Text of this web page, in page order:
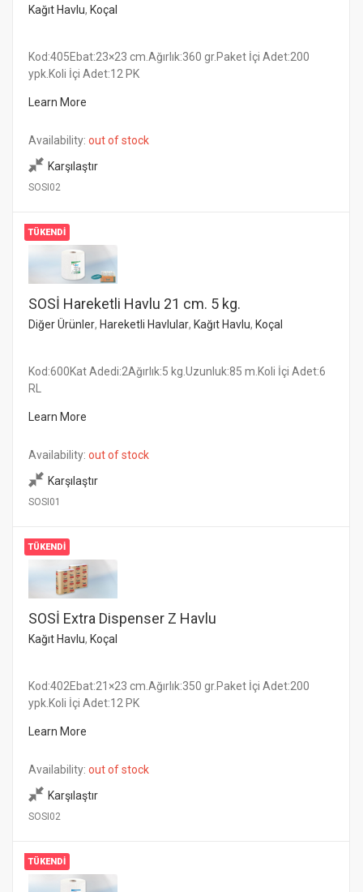
Kağıt Havlu, Koçal
Kod:405Ebat:23×23 cm.Ağırlık:360 gr.Paket İçi Adet:200
ypk.Koli İçi Adet:12 PK
Learn More
Availability: out of stock
Karşılaştır
SOSI02
TÜKENDI
SOSİ Hareketli Havlu 21 cm. 5 kg.
Diğer Ürünler, Hareketli Havlular, Kağıt Havlu, Koçal
Kod:600Kat Adedi:2Ağırlık:5 kg.Uzunluk:85 m.Koli İçi Adet:6
RL
Learn More
Availability: out of stock
Karşılaştır
SOSI01
TÜKENDI
SOSİ Extra Dispenser Z Havlu
Kağıt Havlu, Koçal
Kod:402Ebat:21×23 cm.Ağırlık:350 gr.Paket İçi Adet:200
ypk.Koli İçi Adet:12 PK
Learn More
Availability: out of stock
Karşılaştır
SOSI02
TÜKENDI